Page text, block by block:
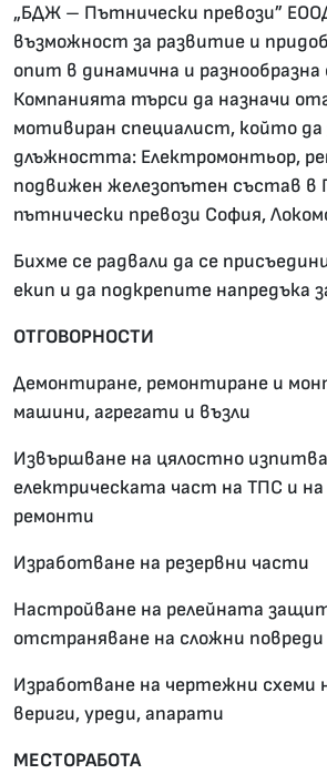
„БДЖ – Пътнически превози”
възможност за развитие и
опит в динамична и разнообразна
Компанията търси да назначи
мотивиран специалист, който да
длъжността: Електромонтьор,
подвижен железопътен състав в
пътнически превози София,
Бихме се радвали да се
екип и да подкрепите напредъка
ОТГОВОРНОСТИ
Демонтиране, ремонтиране и
машини, агрегати и възли
Извършване на цялостно
електрическата част на ТПС и
ремонти
Изработване на резервни части
Настройване на релейната
отстраняване на сложни повреди
Изработване на чертежни схеми
вериги, уреди, апарати
МЕСТОРАБОТА